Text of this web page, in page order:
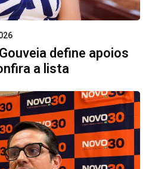
define apoios
a lista